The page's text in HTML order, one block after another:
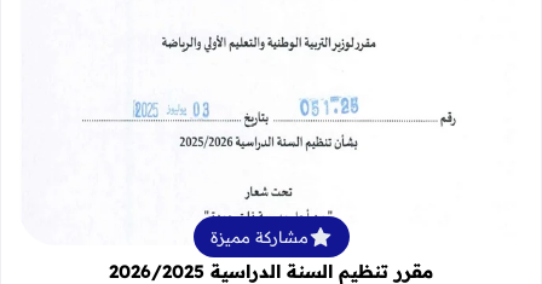
قراءة المزيد عن مقرر تنظيم السنة الدراسية
مشاركة مميزة
مقرر تنظيم السنة الدراسية 2026/2025